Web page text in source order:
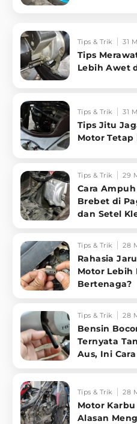
Tips & Trik 31
Tips
Lebih Awet
Tips & Trik 31
Tips Jitu
Motor
Tips & Trik 29
Cara
Brebet di
dan Setel
Tips & Trik 28
Rahasia
Motor Lebih
Bertenaga?
Tips & Trik 28
Bensin
Ternyata
Aus, Ini
Tips & Trik 28
Motor
Alasan